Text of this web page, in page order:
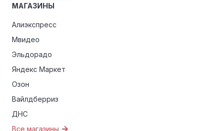
МАГАЗИНЫ
Алиэкспресс
Мвидео
Эльдорадо
Яндекс Маркет
Озон
Вайлдберриз
ДНС
Все магазины